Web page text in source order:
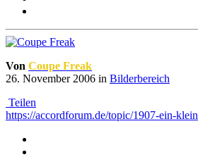
Von Coupe Freak
26. November 2006 in Bilderbereich
Teilen
https://accordforum.de/topic/1907-ein-